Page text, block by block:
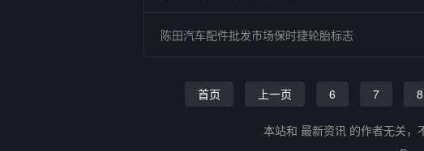
陈田汽车配件批发市场保时捷轮胎标志
首页 上一页 6 7 8
本站和 最新资讯 的作者无关，